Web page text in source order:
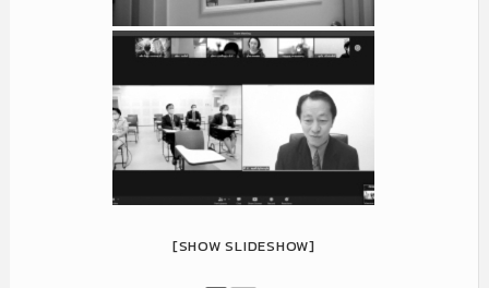
[SHOW SLIDESHOW]